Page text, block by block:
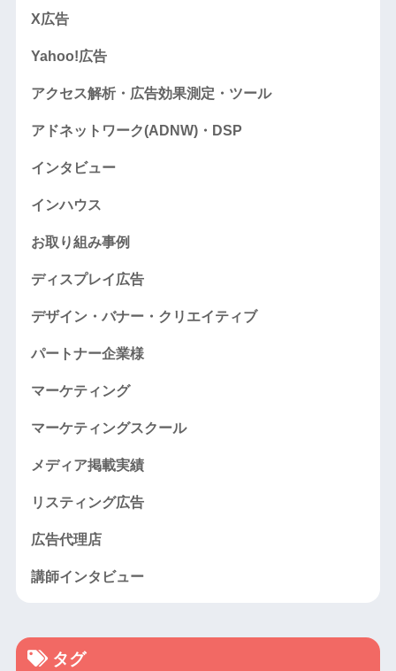
X広告
Yahoo!広告
アクセス解析・広告効果測定・ツール
アドネットワーク(ADNW)・DSP
インタビュー
インハウス
お取り組み事例
ディスプレイ広告
デザイン・バナー・クリエイティブ
パートナー企業様
マーケティング
マーケティングスクール
メディア掲載実績
リスティング広告
広告代理店
講師インタビュー
タグ